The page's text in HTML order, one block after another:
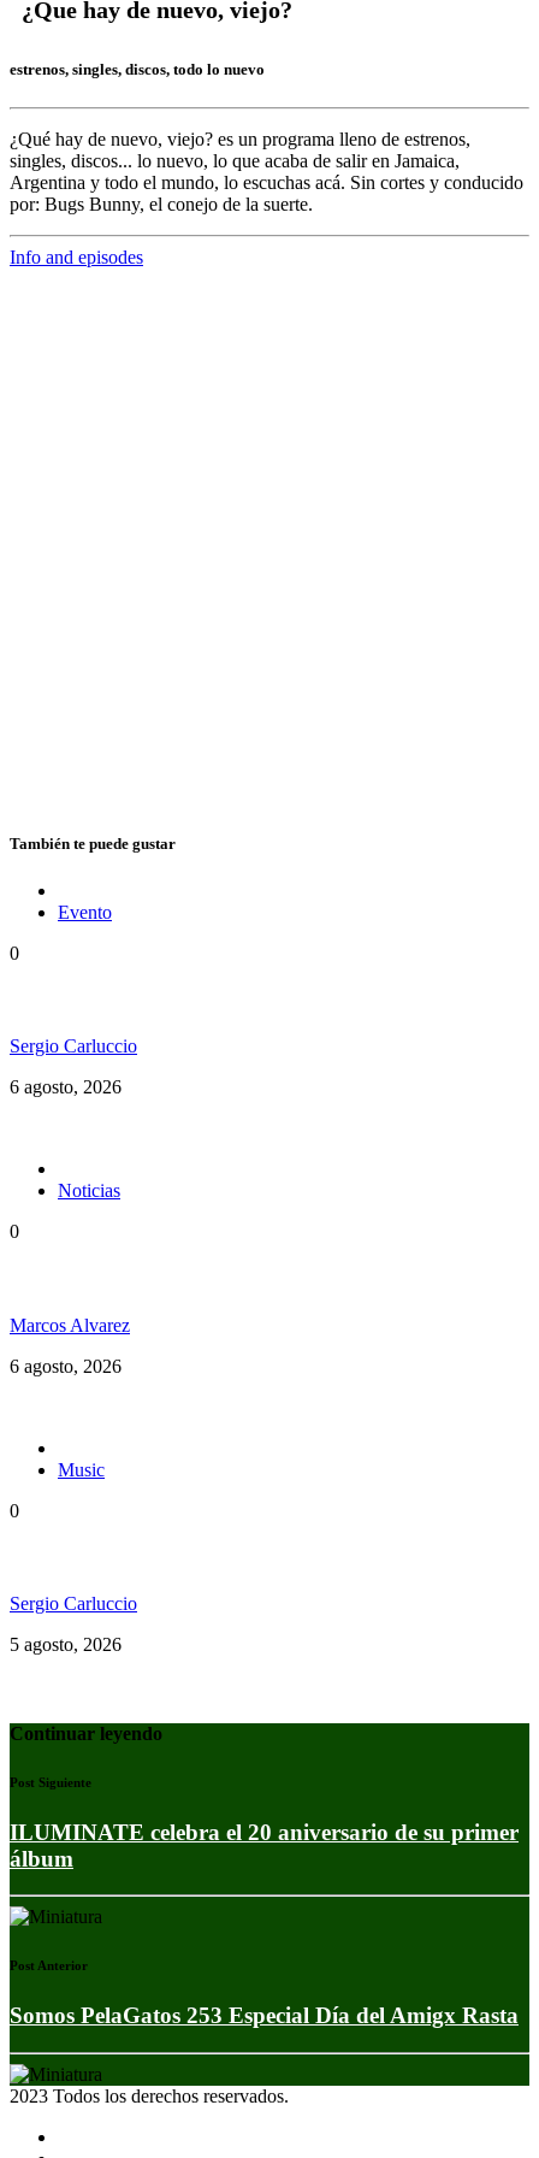
¿Que hay de nuevo, viejo?
estrenos, singles, discos, todo lo nuevo
¿Qué hay de nuevo, viejo? es un programa lleno de estrenos,
singles, discos... lo nuevo, lo que acaba de salir en Jamaica,
Argentina y todo el mundo, lo escuchas acá. Sin cortes y conducido
por: Bugs Bunny, el conejo de la suerte.
Info and episodes
También te puede gustar
Evento
0
Sergio Carluccio
6 agosto, 2026
Noticias
0
Marcos Alvarez
6 agosto, 2026
Music
0
Sergio Carluccio
5 agosto, 2026
Continuar leyendo
Post Siguiente
ILUMINATE celebra el 20 aniversario de su primer
álbum
Post Anterior
Somos PelaGatos 253 Especial Día del Amigx Rasta
2023 Todos los derechos reservados.